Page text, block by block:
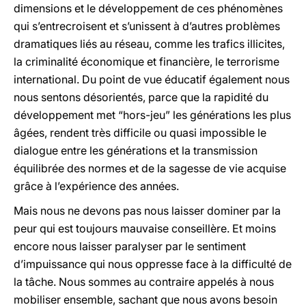
dimensions et le développement de ces phénomènes
qui s’entrecroisent et s’unissent à d’autres problèmes
dramatiques liés au réseau, comme les trafics illicites,
la criminalité économique et financière, le terrorisme
international. Du point de vue éducatif également nous
nous sentons désorientés, parce que la rapidité du
développement met “hors-jeu” les générations les plus
âgées, rendent très difficile ou quasi impossible le
dialogue entre les générations et la transmission
équilibrée des normes et de la sagesse de vie acquise
grâce à l’expérience des années.
Mais nous ne devons pas nous laisser dominer par la
peur qui est toujours mauvaise conseillère. Et moins
encore nous laisser paralyser par le sentiment
d’impuissance qui nous oppresse face à la difficulté de
la tâche. Nous sommes au contraire appelés à nous
mobiliser ensemble, sachant que nous avons besoin